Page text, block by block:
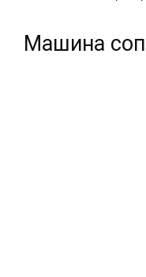
Машина